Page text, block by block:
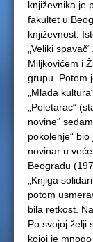
književnika je
fakultet u
književnost.
„Veliki
Miljkovićem i
grupu. Potom
„Mlada
„Poletarac“
novine“
pokolenje“
novinar u
Beogradu
„Knjiga
potom
bila retkost.
Po svojoj želji
kojoj je